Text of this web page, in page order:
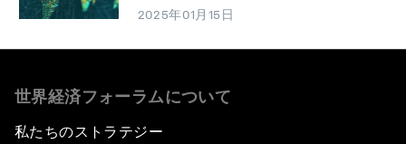
2025年01月15日
世界経済フォーラムについて
私たちのストラテジー